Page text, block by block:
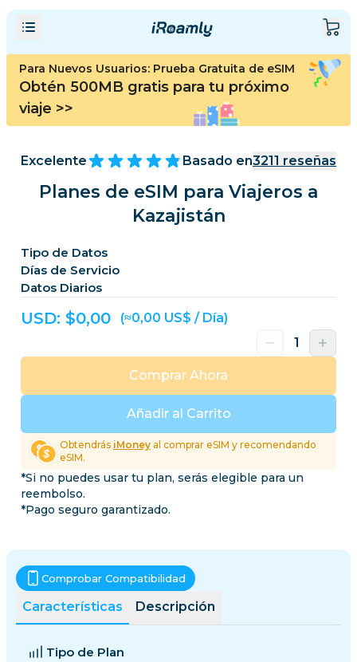
Para Nuevos Usuarios: Prueba Gratuita de eSIM
Obtén 500MB gratis para tu próximo
viaje >>
Excelente Basado en3211 reseñas
Planes de eSIM para Viajeros a
Kazajistán
Tipo de Datos
Días de Servicio
Datos Diarios
USD: $0,00 (≈0,00 US$ / Día)
Añadir al Carrito
Comprar Ahora
Obtendrás iMoneyal comprar eSIM y recomendando
eSIM.
*Si no puedes usar tu plan, serás elegible para un
reembolso.
*Pago seguro garantizado.
Características Descripción
Comprobar Compatibilidad
Tipo de Plan